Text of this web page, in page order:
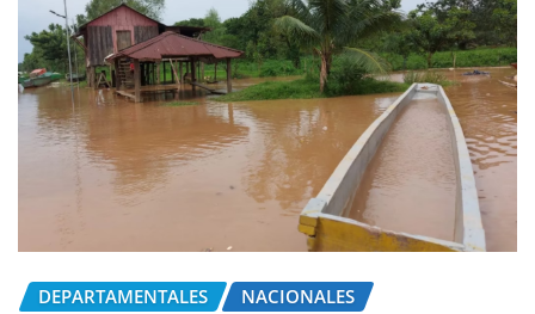
DEPARTAMENTALES NACIONALES